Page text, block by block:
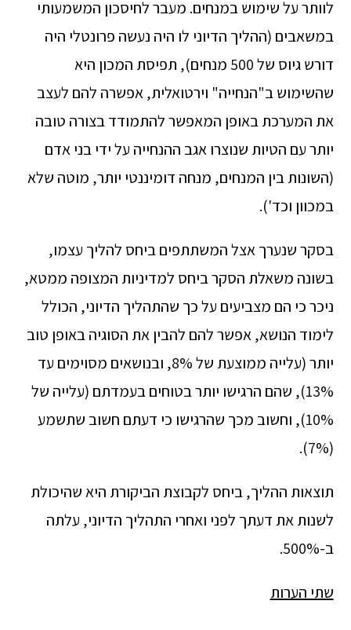
לוותר על שימוש במנחים. מעבר לחיסכון המשמעותי
במשאבים (ההליך הדיוני לו היה נעשה פרונטלי היה
דורש גיוס של 500 מנחים), תפיסת המכון היא
שהשימוש ב"הנחייה" וירטואלית, אפשרה להם לעצב
את המערכת באופן המאפשר להתמודד בצורה טובה
יותר עם הטיות שנוצרו אגב ההנחייה על ידי בני אדם
(השונות בין המנחים, מנחה דומיננטי יותר, מוטה שלא
במכוון וכד').
בסקר שנערך אצל המשתתפים ביחס להליך עצמו,
בשונה משאלת הסקר ביחס למדיניות המצופה ממטא,
ניכר כי הם מצביעים על כך שהתהליך הדיוני, הכולל
לימוד הנושא, אפשר להם להבין את הסוגיה באופן טוב
יותר (עלייה ממוצעת של 8%, ובנושאים מסוימים עד
13%), שהם הרגישו יותר בטוחים בעמדתם (עלייה של
10%), וחשוב מכך שהרגישו כי דעתם חשוב שתשמע
(7%).
תוצאות ההליך, ביחס לקבוצת הביקורת היא שהיכולת
לשנות את דעתך לפני ואחרי התהליך הדיוני, עלתה
ב-500%.
שתי הערות